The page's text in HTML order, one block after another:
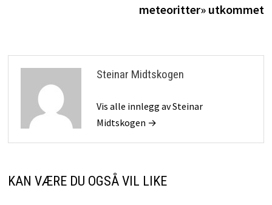
meteoritter» utkommet
Steinar Midtskogen
Vis alle innlegg av Steinar
Midtskogen →
KAN VÆRE DU OGSÅ VIL LIKE